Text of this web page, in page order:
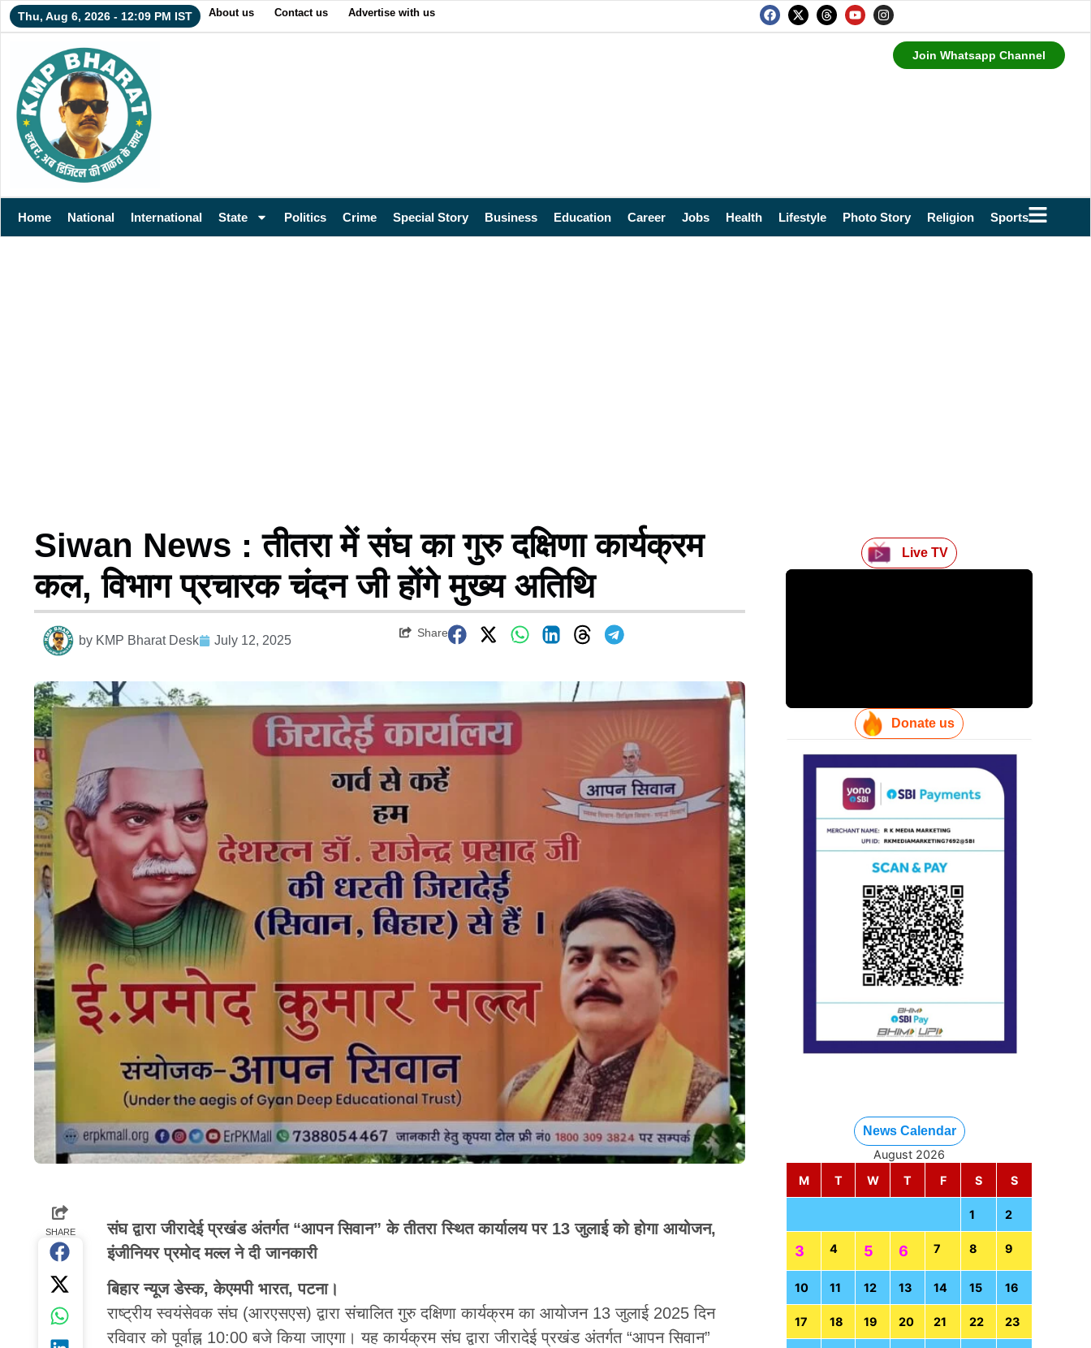
Thu, Aug 6, 2026 - 12:09 PM IST About us Contact us Advertise with us
Join Whatsapp Channel
Home National International State Politics Crime Special Story Business Education Career Jobs Health Lifestyle Photo Story Religion Sports
Siwan News : तीतरा में संघ का गुरु दक्षिणा कार्यक्रम
कल, विभाग प्रचारक चंदन जी होंगे मुख्य अतिथि
by KMP Bharat Desk July 12, 2025
Share
SHARE
संघ द्वारा जीरादेई प्रखंड अंतर्गत “आपन सिवान” के तीतरा स्थित कार्यालय पर 13 जुलाई को होगा आयोजन,
इंजीनियर प्रमोद मल्ल ने दी जानकारी
बिहार न्यूज डेस्क, केएमपी भारत, पटना।
राष्ट्रीय स्वयंसेवक संघ (आरएसएस) द्वारा संचालित गुरु दक्षिणा कार्यक्रम का आयोजन 13 जुलाई 2025 दिन
रविवार को पूर्वाह्न 10:00 बजे किया जाएगा। यह कार्यक्रम संघ द्वारा जीरादेई प्रखंड अंतर्गत “आपन सिवान”
Live TV
Donate us
News Calendar
August 2026
M
T W T F S S
1 2
3 4 5 6 7 8 9
10 11 12 13 14 15 16
17 18 19 20 21 22 23